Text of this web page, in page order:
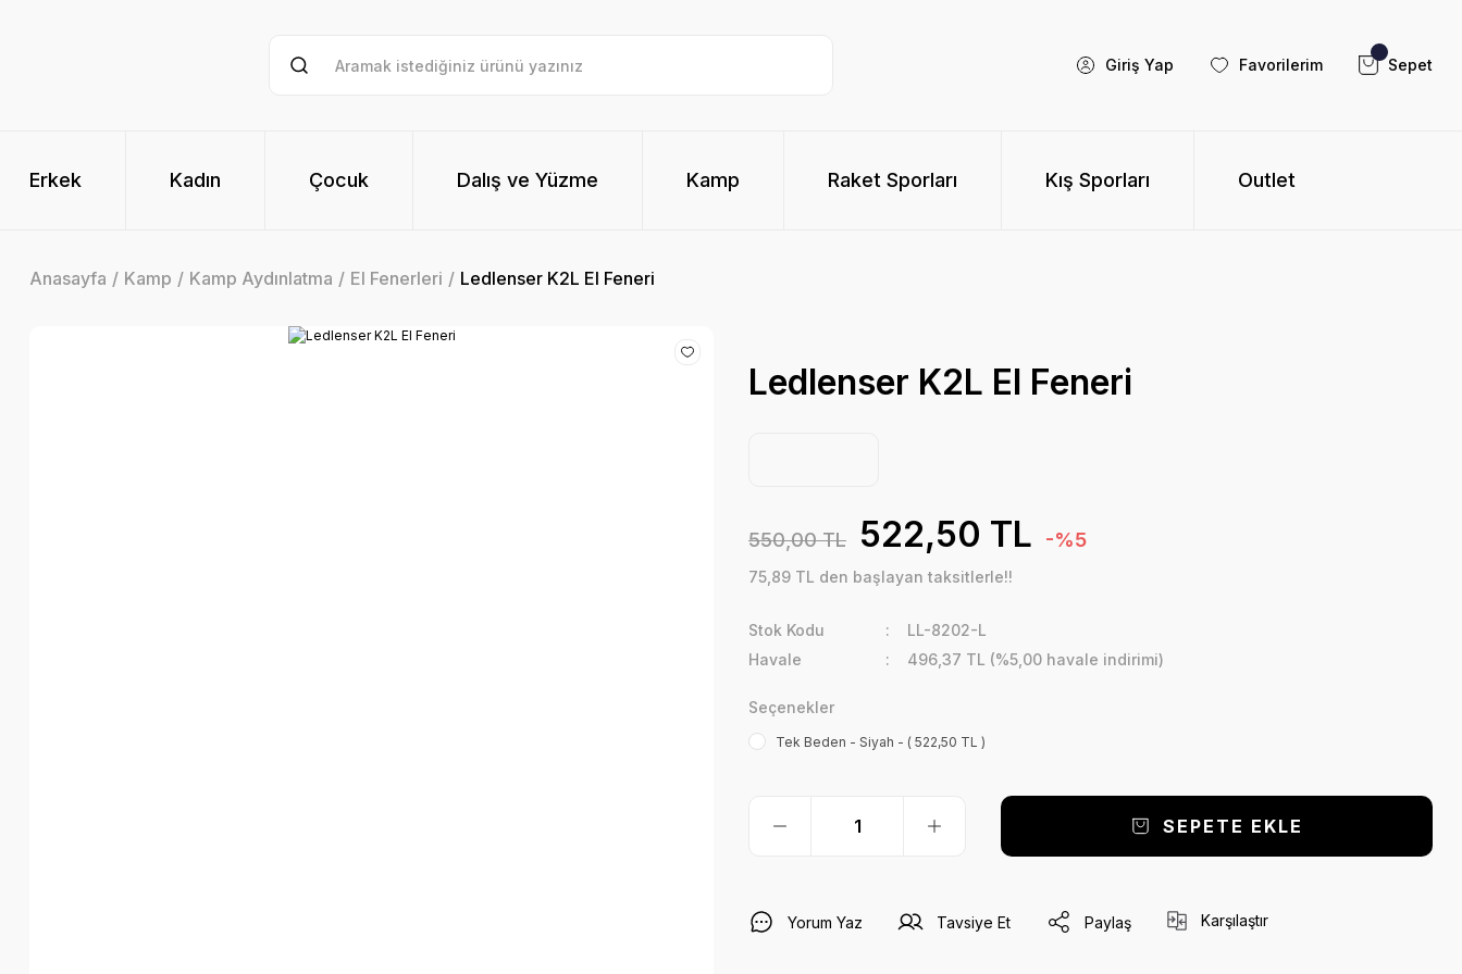
Giriş Yap Favorilerim Sepet
Erkek Kadın Çocuk Dalış ve Yüzme Kamp Raket Sporları Kış Sporları Outlet
Anasayfa Kamp Kamp Aydınlatma El Fenerleri Ledlenser K2L El Feneri
Ledlenser K2L El Feneri
550,00 TL 522,50 TL -%5
75,89 TL den başlayan taksitlerle!!
Stok Kodu
LL-8202-L
Havale
496,37 TL (%5,00 havale indirimi)
Seçenekler
Tek Beden - Siyah - ( 522,50 TL )
SEPETE EKLE
Yorum Yaz Tavsiye Et Paylaş Karşılaştır